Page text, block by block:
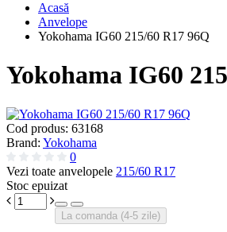
Acasă
Anvelope
Yokohama IG60 215/60 R17 96Q
Yokohama IG60
Cod produs: 63168
Brand: Yokohama
0
Vezi toate anvelopele 215/60 R17
Stoc epuizat
La comanda (4-5 zile)